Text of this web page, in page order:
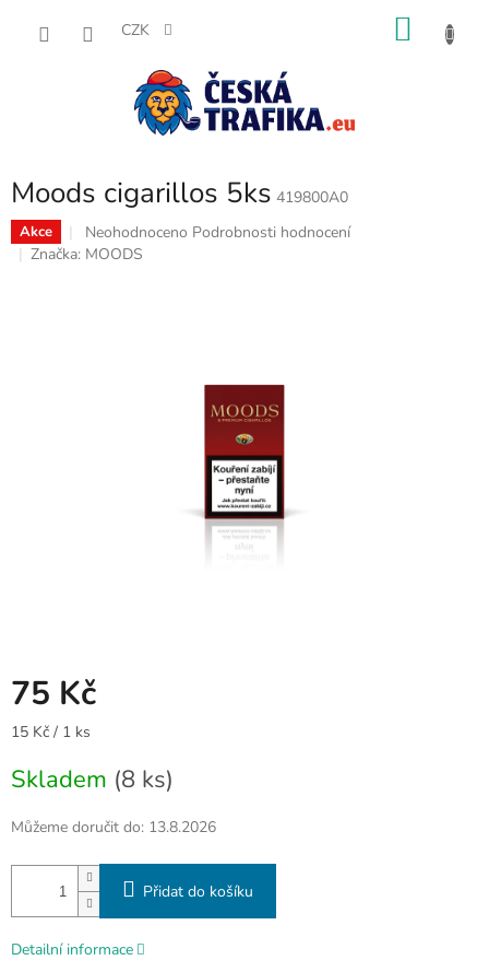
CZK
Moods cigarillos 5ks 419800A0
Akce
Průměrné
hodnocení
Neohodnoceno Podrobnosti hodnocení
Značka: MOODS
75 Kč
Měrná
15 Kč / 1 ks
Skladem (8 ks)
Můžeme doručit do: 13.8.2026
Přidat do košíku
Detailní informace